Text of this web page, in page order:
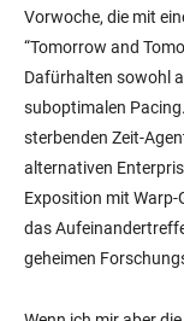
Vorwoche, die mit
“Tomorrow and
Dafürhalten sowohl
suboptimalen
sterbenden Zeit-
alternativen
Exposition mit
das
geheimen